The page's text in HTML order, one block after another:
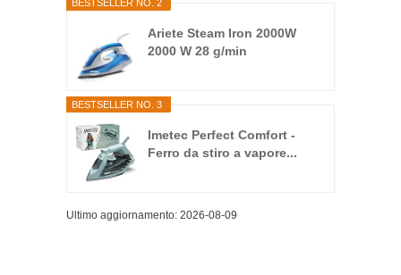
BESTSELLER NO. 2
Ariete Steam Iron 2000W
2000 W 28 g/min
BESTSELLER NO. 3
Imetec Perfect Comfort -
Ferro da stiro a vapore...
Ultimo aggiornamento: 2026-08-09